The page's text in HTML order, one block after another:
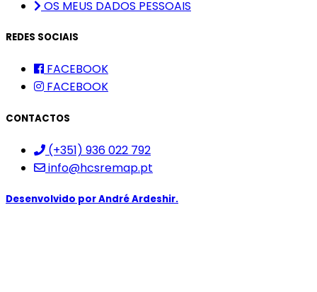
OS MEUS DADOS PESSOAIS
REDES SOCIAIS
FACEBOOK
FACEBOOK
CONTACTOS
(+351) 936 022 792
info@hcsremap.pt
Desenvolvido porAndré Ardeshir.